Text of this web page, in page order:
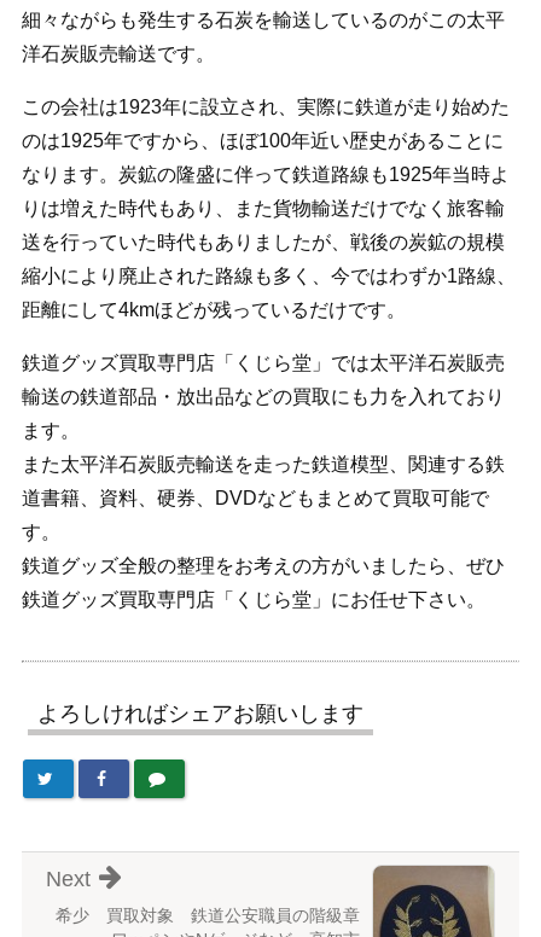
細々ながらも発生する石炭を輸送しているのがこの太平
洋石炭販売輸送です。
この会社は1923年に設立され、実際に鉄道が走り始めた
のは1925年ですから、ほぼ100年近い歴史があることに
なります。炭鉱の隆盛に伴って鉄道路線も1925年当時よ
りは増えた時代もあり、また貨物輸送だけでなく旅客輸
送を行っていた時代もありましたが、戦後の炭鉱の規模
縮小により廃止された路線も多く、今ではわずか1路線、
距離にして4kmほどが残っているだけです。
鉄道グッズ買取専門店「くじら堂」では太平洋石炭販売
輸送の鉄道部品・放出品などの買取にも力を入れており
ます。
また太平洋石炭販売輸送を走った鉄道模型、関連する鉄
道書籍、資料、硬券、DVDなどもまとめて買取可能で
す。
鉄道グッズ全般の整理をお考えの方がいましたら、ぜひ
鉄道グッズ買取専門店「くじら堂」にお任せ下さい。
よろしければシェアお願いします
希少 買取対象 鉄道公安職員の階級章
Next